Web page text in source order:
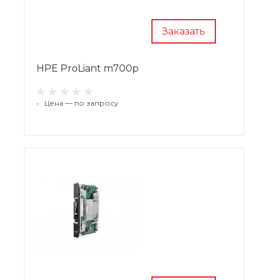
Заказать
HPE ProLiant m700p
• Цена — по запросу